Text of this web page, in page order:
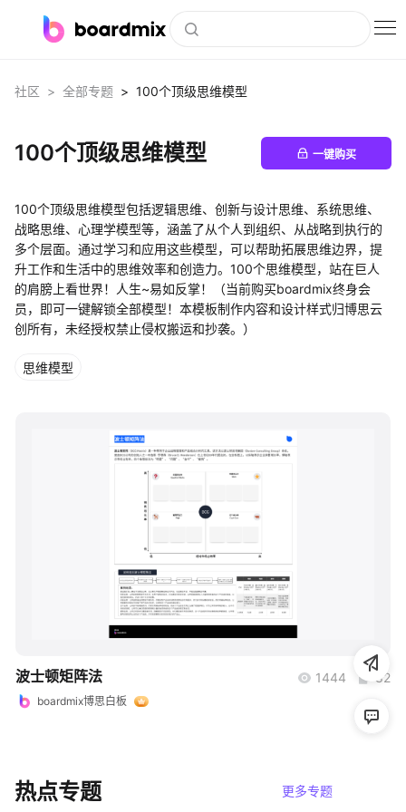
下载
企业服务
私有化部署
客户案例
支持
知识分享社区
社区 > 全部专题 > 100个顶级思维模型
100个顶级思维模型 一键购买
100个顶级思维模型包括逻辑思维、创新与设计思维、系统思维、
战略思维、心理学模型等，涵盖了从个人到组织、从战略到执行的
多个层面。通过学习和应用这些模型，可以帮助拓展思维边界，提
升工作和生活中的思维效率和创造力。100个思维模型，站在巨人
的肩膀上看世界！人生~易如反掌！（当前购买boardmix终身会
员，即可一键解锁全部模型！本模板制作内容和设计样式归博思云
创所有，未经授权禁止侵权搬运和抄袭。）
思维模型
波士顿矩阵法 1444 82
boardmix博思白板
热点专题 更多专题